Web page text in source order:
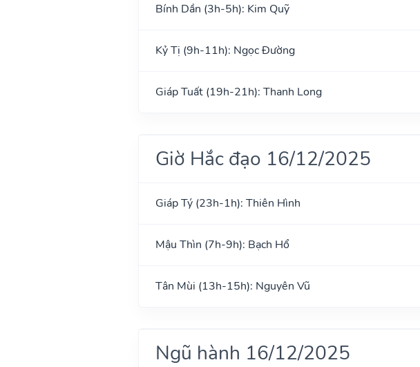
Bính Dần (3h-5h): Kim Quỹ
Kỷ Tị (9h-11h): Ngọc Đường
Giáp Tuất (19h-21h): Thanh Long
Giờ Hắc đạo 16/12/2025
Giáp Tý (23h-1h): Thiên Hình
Mậu Thìn (7h-9h): Bạch Hổ
Tân Mùi (13h-15h): Nguyên Vũ
Ngũ hành 16/12/2025